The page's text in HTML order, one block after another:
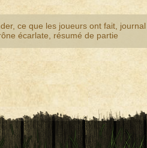
, ce que les joueurs ont fait
écarlate, résumé de partie